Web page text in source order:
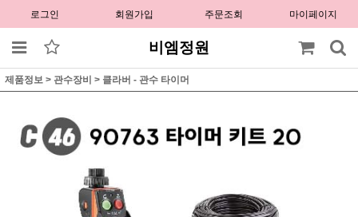
로그인 회원가입 주문조회 마이페이지
비엠정원
제품정보 > 관수장비 > 클라버 - 관수 타이머